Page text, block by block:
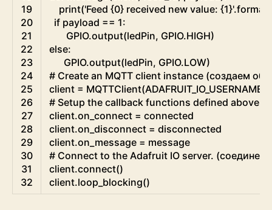
19
20
21
22
23
24
25
26
27
28
29
30
31
32
print('Feed {0} received new value: {1}'.format
if payload == 1:
GPIO.output(ledPin, GPIO.HIGH)
else:
GPIO.output(ledPin, GPIO.LOW)
# Create an MQTT client instance (создаем
client = MQTTClient(ADAFRUIT_IO_USERNAME
# Setup the callback functions defined above.
client.on_connect = connected
client.on_disconnect = disconnected
client.on_message = message
# Connect to the Adafruit IO server.
client.connect()
client.loop_blocking()